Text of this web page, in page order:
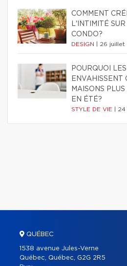
COMMENT
L'INTIMITÉ
CONDO?
DESIGN 26 juillet
POURQUOI
ENVAHISSENT
MAISONS
EN ÉTÉ?
STYLE DE VIE 24
QUÉBEC
1538 avenue Jules-Verne
Québec, Québec, G2G 2R5